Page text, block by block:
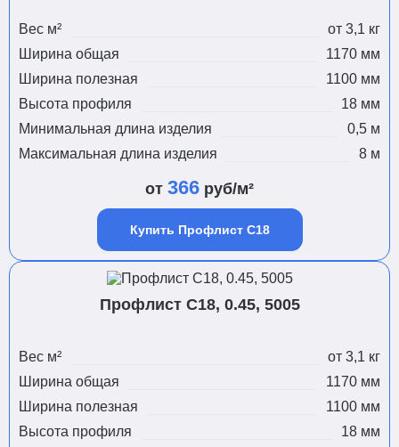
Вес м²
от 3,1 кг
Ширина общая
1170 мм
Ширина полезная
1100 мм
Высота профиля
18 мм
Минимальная длина изделия
0,5 м
Максимальная длина изделия
8 м
от 366 руб/м²
Купить Профлист С18
Профлист С18, 0.45, 5005
Вес м²
от 3,1 кг
Ширина общая
1170 мм
Ширина полезная
1100 мм
Высота профиля
18 мм